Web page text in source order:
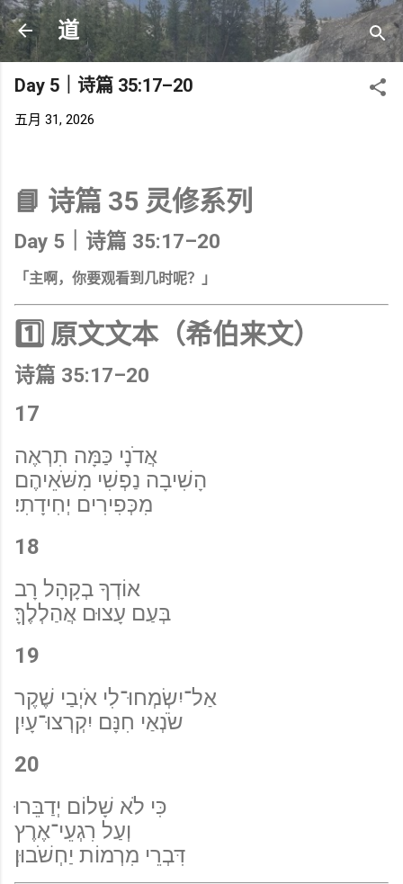
跳至主要内容
道
Day 5｜诗篇 35:17–20
五月 31, 2026
📘 诗篇 35 灵修系列
Day 5｜诗篇 35:17–20
「主啊，你要观看到几时呢？」
1️⃣ 原文文本（希伯来文）
诗篇 35:17–20
17
אֲדֹנָי כַּמָּה תִרְאֶה
הָשִׁיבָה נַפְשִׁי מִשֹּׁאֵיהֶם
מִכְּפִירִים יְחִידָתִי׃
18
אוֹדְךָ בְקָהָל רָב
בְּעַם עָצוּם אֲהַלְלֶךָּ׃
19
אַל־יִשְׂמְחוּ־לִי אֹיְבַי שֶׁקֶר
שֹׂנְאַי חִנָּם יִקְרְצוּ־עָיִן׃
20
כִּי לֹא שָׁלוֹם יְדַבֵּרוּ
וְעַל רִגְעֵי־אֶרֶץ
דִּבְרֵי מִרְמוֹת יַחְשֹׁבוּן׃